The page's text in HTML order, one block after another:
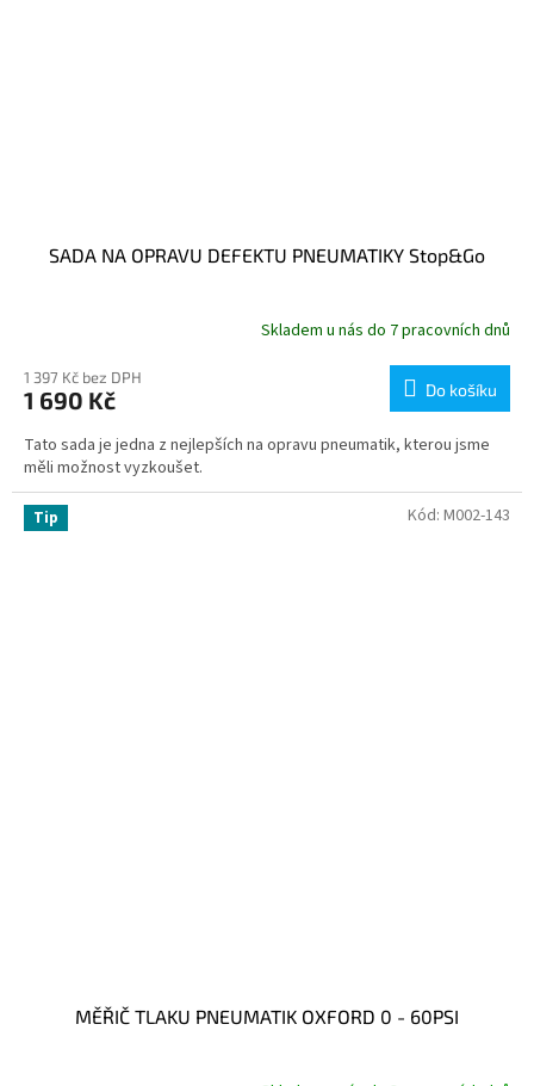
SADA NA OPRAVU DEFEKTU PNEUMATIKY Stop&Go
Skladem u nás do 7 pracovních dnů
1 397 Kč bez DPH
1 690 Kč Do košíku
Tato sada je jedna z nejlepších na opravu pneumatik, kterou jsme
měli možnost vyzkoušet.
Tip
MĚŘIČ TLAKU PNEUMATIK OXFORD 0 - 60PSI
Kód: M002-143